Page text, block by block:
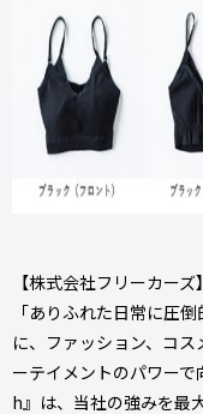
【株式会社フリーカーズ】
「ありふれた日常に圧
に、ファッション、コ
ーテイメントのパワー
h』は、当社の強みを最